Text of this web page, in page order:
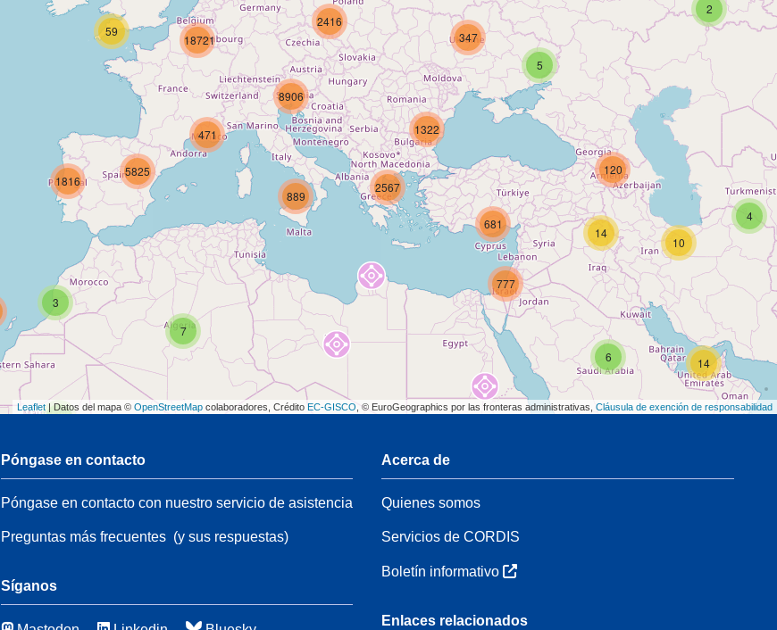
4
14
10
6
2
21
54
3
2
889
5
14
120
1322
777
681
2567
7
1816
5825
59
471
18721 347
8906
2416
Leaflet | Datos del mapa © OpenStreetMap colaboradores, Crédito EC-GISCO , © EuroGeographics por las fronteras administrativas, Cláusula de exención de responsabilidad
Póngase en contacto
Póngase en contacto con nuestro servicio de asistencia
Preguntas más frecuentes(y sus respuestas)
Síganos
Acerca de
Quienes somos
Servicios de CORDIS
Boletín informativo
Enlaces relacionados